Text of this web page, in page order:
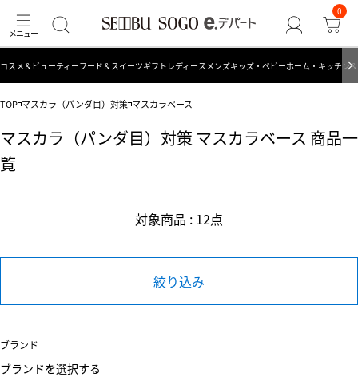
0
コスメ＆ビューティーフード＆スイーツギフト レディース メンズキッズ・ベビーホーム・キッチン
TOP マスカラ（パンダ目）対策 マスカラベース
マスカラ（パンダ目）対策 マスカラベース 商品一
覧
対象商品 : 12点
絞り込み
ブランド
ブランドを選択する